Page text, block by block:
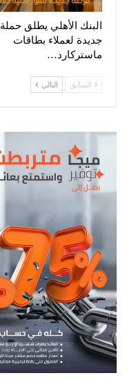
البنك الأهلي يطلق حملة
جديدة لعملاء بطاقات
ماستركارد…
السابق التالي